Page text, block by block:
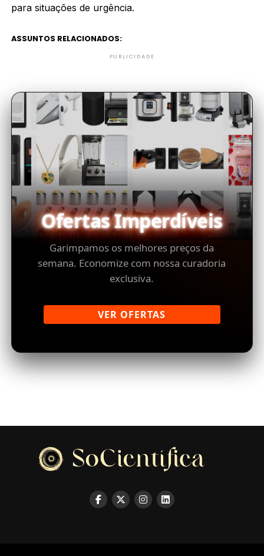
para situações de urgência.
ASSUNTOS RELACIONADOS:
PUBLICIDADE
Ofertas Imperdíveis
Garimpamos os melhores preços da
semana. Economize com nossa curadoria
exclusiva.
VER OFERTAS